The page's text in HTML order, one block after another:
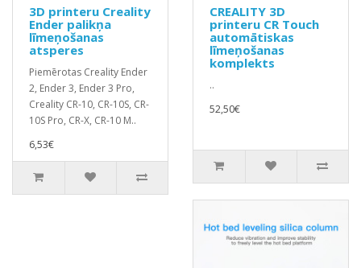
3D printeru Creality
Ender palikņa
līmeņošanas
atsperes
Piemērotas Creality Ender
2, Ender 3, Ender 3 Pro,
Creality CR-10, CR-10S, CR-
10S Pro, CR-X, CR-10 M..
6,53€
CREALITY 3D
printeru CR Touch
automātiskas
līmeņošanas
komplekts
..
52,50€